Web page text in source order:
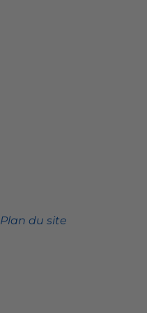
Plan du site